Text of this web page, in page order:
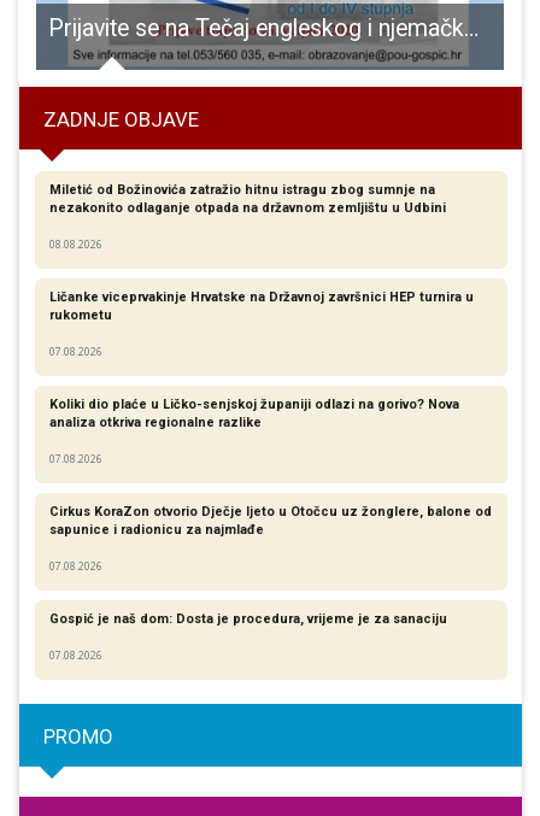
Prijavite se na Tečaj engleskog i njemačkog jezika
ZADNJE OBJAVE
Miletić od Božinovića zatražio hitnu istragu zbog sumnje na
nezakonito odlaganje otpada na državnom zemljištu u Udbini
08.08.2026
Ličanke viceprvakinje Hrvatske na Državnoj završnici HEP turnira u
rukometu
07.08.2026
Koliki dio plaće u Ličko-senjskoj županiji odlazi na gorivo? Nova
analiza otkriva regionalne razlike​
07.08.2026
Cirkus KoraZon otvorio Dječje ljeto u Otočcu uz žonglere, balone od
sapunice i radionicu za najmlađe
07.08.2026
Gospić je naš dom: Dosta je procedura, vrijeme je za sanaciju
07.08.2026
PROMO